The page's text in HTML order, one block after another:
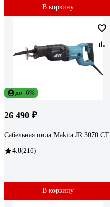
В корзину
до -6%
26 490 ₽
Сабельная пила Makita JR 3070 CT
4.8(216)
В корзину